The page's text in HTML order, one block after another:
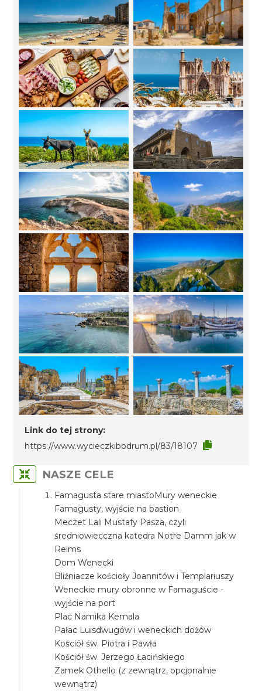
Link do tej strony:
https://www.wycieczkibodrum.pl/83/18107
NASZE CELE
Famagusta stare miastoMury weneckie
Famagusty, wyjście na bastion
Meczet Lali Mustafy Pasza, czyli
średniowiecczna katedra Notre Damm jak w
Reims
Dom Wenecki
Bliźniacze kościoły Joannitów i Templariuszy
Weneckie mury obronne w Famaguście -
wyjście na port
Plac Namika Kemala
Pałac Luisdwugów i weneckich dożów
Kościół św. Piotra i Pawła
Kościół św. Jerzego Łacińskiego
Zamek Othello (z zewnątrz, opcjonalnie
wewnątrz)